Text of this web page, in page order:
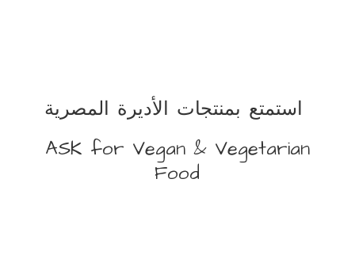
ASK for Vegan & Vegetarian
Food